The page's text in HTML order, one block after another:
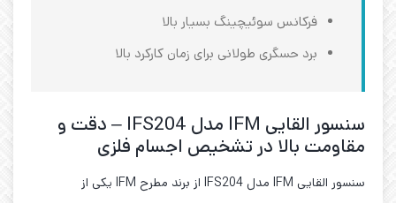
فرکانس سوئیچینگ بسیار بالا
برد حسگری طولانی برای زمان کارکرد بالا
سنسور القایی IFM مدل IFS204 – دقت و
مقاومت بالا در تشخیص اجسام فلزی
سنسور القایی IFM مدل IFS204 از برند مطرح IFM یکی از